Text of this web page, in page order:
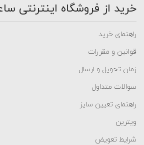
خرید از فروشگاه اینترنتی
راهنمای خرید
قوانین و مقررات
زمان تحویل و ارسال
سوالات متداول
راهنمای تعیین سایز
ویترین
شرایط تعویض